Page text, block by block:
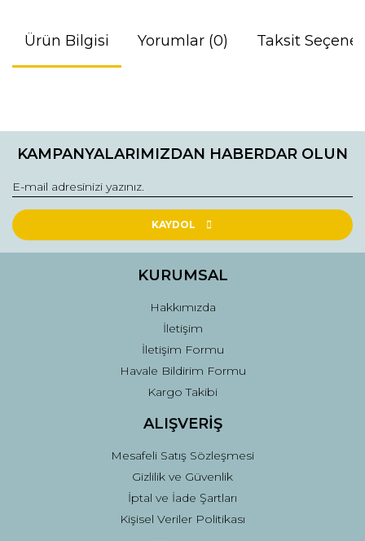
Ürün Bilgisi Yorumlar (0) Taksit
konularda yetersiz gördüğünüz noktaları öneri formunu
Görüş ve önerileriniz için teşekkür ederiz.
Ürün resmi kalitesiz, bozuk veya görüntülenemiyor.
Ürün açıklamasında eksik bilgiler bulunuyor.
Ürün fiyatı diğer sitelerden daha pahalı.
Gönder
KAMPANYALARIMIZDAN HABERDAR OLUN
KAYDOL
KURUMSAL
Hakkımızda
İletişim
İletişim Formu
Havale Bildirim Formu
Kargo Takibi
ALIŞVERİŞ
Mesafeli Satış Sözleşmesi
Gizlilik ve Güvenlik
İptal ve İade Şartları
Kişisel Veriler Politikası